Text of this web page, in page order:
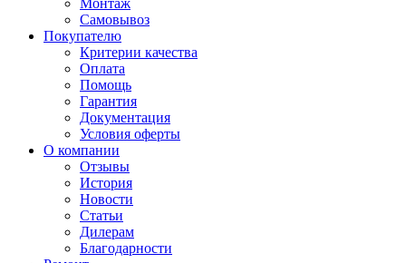
Монтаж
Самовывоз
Покупателю
Критерии качества
Оплата
Помощь
Гарантия
Документация
Условия оферты
О компании
Отзывы
История
Новости
Статьи
Дилерам
Благодарности